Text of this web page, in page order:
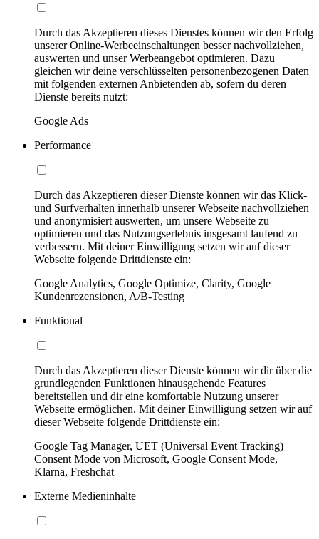
Durch das Akzeptieren dieses Dienstes können wir den Erfolg
unserer Online-Werbeeinschaltungen besser nachvollziehen,
auswerten und unser Werbeangebot optimieren. Dazu
gleichen wir deine verschlüsselten personenbezogenen Daten
mit folgenden externen Anbietenden ab, sofern du deren
Dienste bereits nutzt:
Google Ads
Performance
Durch das Akzeptieren dieser Dienste können wir das Klick-
und Surfverhalten innerhalb unserer Webseite nachvollziehen
und anonymisiert auswerten, um unsere Webseite zu
optimieren und das Nutzungserlebnis insgesamt laufend zu
verbessern. Mit deiner Einwilligung setzen wir auf dieser
Webseite folgende Drittdienste ein:
Google Analytics, Google Optimize, Clarity, Google
Kundenrezensionen, A/B-Testing
Funktional
Durch das Akzeptieren dieser Dienste können wir dir über die
grundlegenden Funktionen hinausgehende Features
bereitstellen und dir eine komfortable Nutzung unserer
Webseite ermöglichen. Mit deiner Einwilligung setzen wir auf
dieser Webseite folgende Drittdienste ein:
Google Tag Manager, UET (Universal Event Tracking)
Consent Mode von Microsoft, Google Consent Mode,
Klarna, Freshchat
Externe Medieninhalte